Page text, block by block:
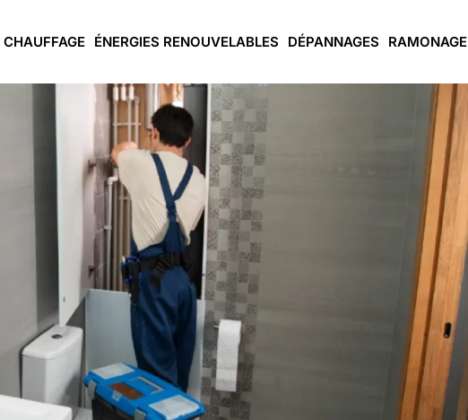
CHAUFFAGE ÉNERGIES RENOUVELABLES DÉPANNAGES RAMONAGE